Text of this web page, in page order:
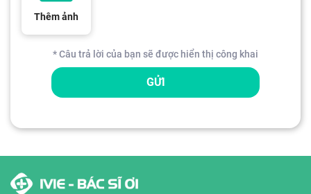
Thêm ảnh
* Câu trả lời của bạn sẽ được hiển thị công khai
GỬI